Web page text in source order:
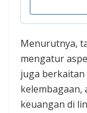
Menurutnya,
mengatur
juga
kelembagaan,
keuangan di